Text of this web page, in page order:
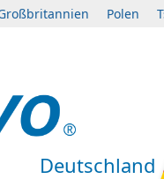
Polen
Deutschland